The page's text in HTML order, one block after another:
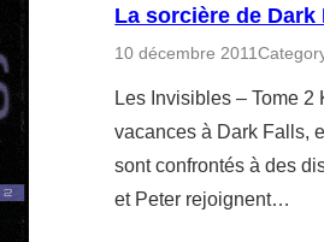
La sorcière de
10 décembre 2011
Les Invisibles – Tome 2
vacances à Dark Falls,
sont confrontés à des
et Peter rejoignent…